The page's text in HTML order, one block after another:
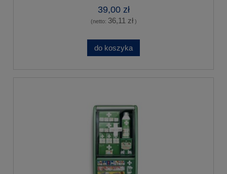
39,00 zł
(netto: 36,11 zł)
do koszyka